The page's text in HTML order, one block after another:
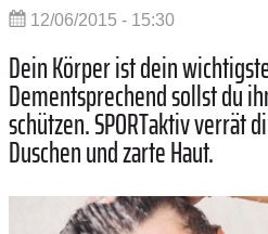
12/06/2015 - 15:30
Dein Körper ist dein
Dementsprechend sollst du
schützen. SPORTaktiv verrät
Duschen und zarte Haut.